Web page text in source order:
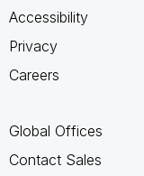
Accessibility
Privacy
Careers
Global Offices
Contact Sales